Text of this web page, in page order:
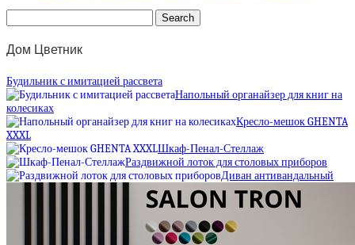
Дом Цветник
Будильник с имитацией рассвета
Напольный органайзер для книг на
колесиках
Кресло-мешок GHENTA
XXXL
Шкаф-Пенал-Стеллаж
Раздвижной лоток для столовых приборов
Диван антивандальный